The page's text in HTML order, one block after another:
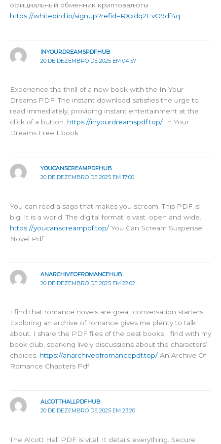
официальный обменник криптовалюты
https://whitebird.io/signup?refid=RXxdq2EvO9df4q
INYOURDREAMSPDFHUB
20 DE DEZEMBRO DE 2025 EM 04:57
Experience the thrill of a new book with the In Your
Dreams PDF. The instant download satisfies the urge to
read immediately, providing instant entertainment at the
click of a button. https://inyourdreamspdf.top/ In Your
Dreams Free Ebook
YOUCANSCREAMPDFHUB
20 DE DEZEMBRO DE 2025 EM 17:00
You can read a saga that makes you scream. This PDF is
big. It is a world. The digital format is vast. open and wide.
https://youcanscreampdf.top/ You Can Scream Suspense
Novel Pdf
ANARCHIVEOFROMANCEHUB
20 DE DEZEMBRO DE 2025 EM 22:02
I find that romance novels are great conversation starters.
Exploring an archive of romance gives me plenty to talk
about. I share the PDF files of the best books I find with my
book club, sparking lively discussions about the characters’
choices. https://anarchiveofromancepdf.top/ An Archive Of
Romance Chapters Pdf
ALCOTTHALLPDFHUB
20 DE DEZEMBRO DE 2025 EM 23:20
The Alcott Hall PDF is vital. It details everything. Secure